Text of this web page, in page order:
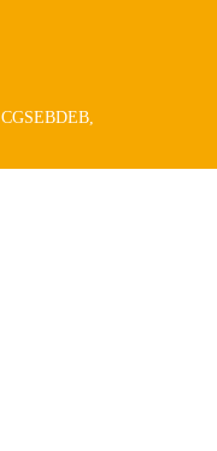
CGSEBDEB,